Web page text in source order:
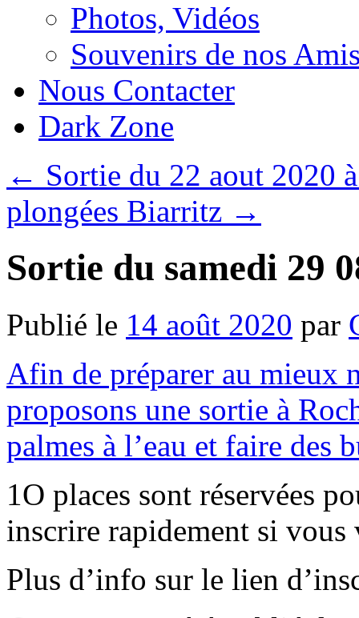
Photos, Vidéos
Souvenirs de nos
Nous Contacter
Dark Zone
← Sortie du 22 aout 2020
plongées Biarritz →
Sortie du samedi 29
Publié le 14 août 2020 par
Afin de préparer au mieux
proposons une sortie à
palmes à l’eau et faire des
1O places sont réservées
inscrire rapidement si
Plus d’info sur le lien